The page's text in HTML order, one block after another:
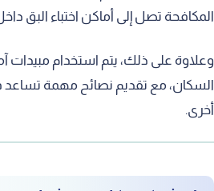
المكافحة تصل إلى أماكن اختباء البق
وعلاوة على ذلك، يتم استخدام مبيدات
السكان، مع تقديم نصائح مهمة تساعد
أخرى.